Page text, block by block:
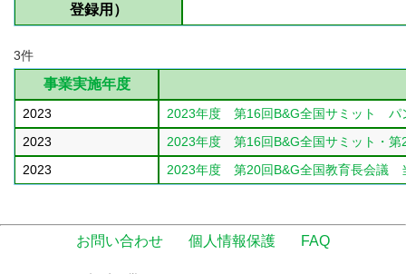
登録用）
3件
事業実施年度
2023
2023年度 第16回B&G全国サミット パ
2023
2023年度 第16回B&G全国サミット・
2023
2023年度 第20回B&G全国教育長会議
お問い合わせ 個人情報保護 FAQ